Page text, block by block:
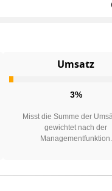
Umsatz
3%
Misst die Summe der
gewichtet nach der
Managementfunktion.